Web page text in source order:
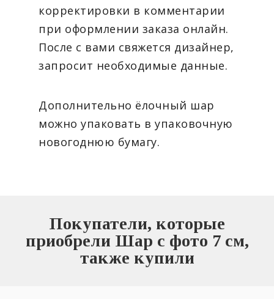
корректировки в комментарии
при оформлении заказа онлайн.
После с вами свяжется дизайнер,
запросит необходимые данные.
Дополнительно ёлочный шар
можно упаковать в упаковочную
новогоднюю бумагу.
Покупатели, которые
приобрели Шар с фото 7 см,
также купили